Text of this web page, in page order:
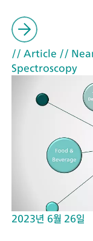
// Article //
Spectroscopy
2023년 6월 26일